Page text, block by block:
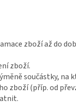
zboží až do
zboží.
součástky,
zboží (příp. od